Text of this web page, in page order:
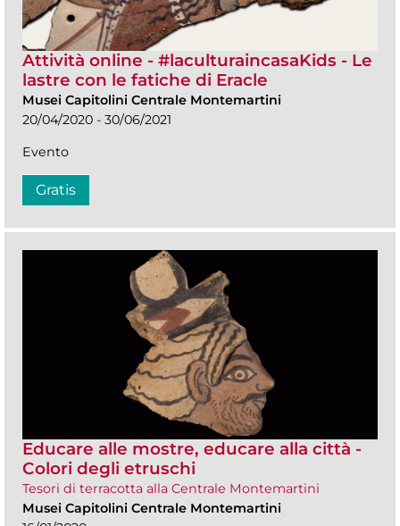
Attività online - #laculturaincasaKids - Le
lastre con le fatiche di Eracle
Musei Capitolini Centrale Montemartini
20/04/2020 - 30/06/2021
Evento
Gratis
Educare alle mostre, educare alla città -
Colori degli etruschi
Tesori di terracotta alla Centrale Montemartini
Musei Capitolini Centrale Montemartini